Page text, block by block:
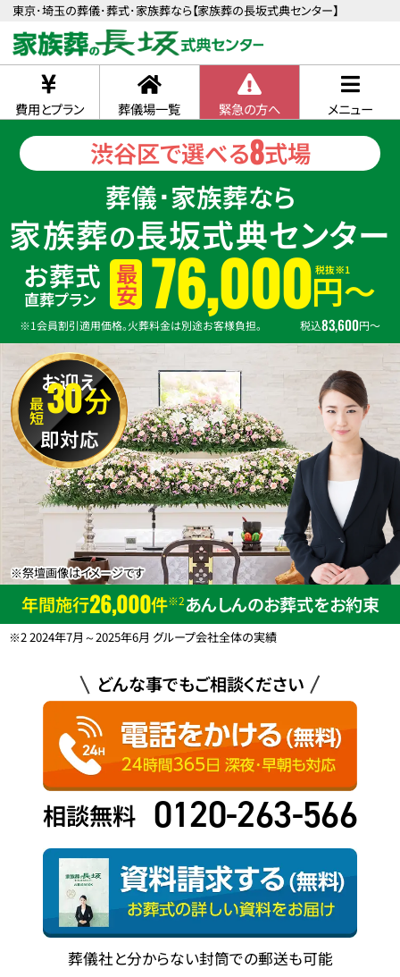
東京･埼玉の葬儀･葬式･家族葬なら【家族葬の長坂式典センター】
費用とプラン 葬儀場一覧 緊急の方へ メニュー
渋谷区で選べる8式場
葬儀･家族葬なら
家族葬の長坂式典センター
お葬式
直葬プラン 最安 76,000円〜
税抜※1
※1会員割引適用価格。火葬料金は別途お客様負担。 税込83,600円〜
お迎え
最短30分
即対応
※祭壇画像はイメージです
年間施行26,000件※2あんしんのお葬式をお約束
※2 2024年7月～2025年6月 グループ会社全体の実績
どんな事でもご相談ください
相談無料 0120-263-566
葬儀社と分からない封筒での郵送も可能